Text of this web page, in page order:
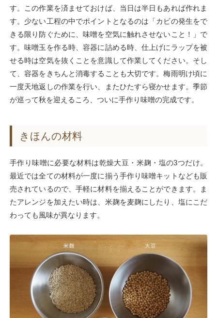
す。この作業を済ませておけば、当日は半日もあれば作れま
す。少ない工程の中でポイントとなるのは「カビの発生をで
きる限り防ぐために、味噌を空気に触れさせないこと！」で
す。味噌玉を作る時、容器に詰める時、仕上げにラップを被
せる時は空気を抜くことを意識して作業してください。そし
て、容器をきちんと消毒することも大切です。梅雨明け頃に
一度天地返しの作業を行い、またひたすら寝かせます。季節
が巡って秋を迎えるころ、ついに手作り味噌の完成です。
きほんの材料
手作り味噌に必要な材料は乾燥大豆・米麹・塩の3つだけ。
最近では全ての材料が一度に揃う手作り味噌キットなども販
売されているので、手軽に材料を揃えることができます。ま
たアレンジを加えたい時は、米麹を麦麹にしたり、塩にこだ
わっても風味が異なります。